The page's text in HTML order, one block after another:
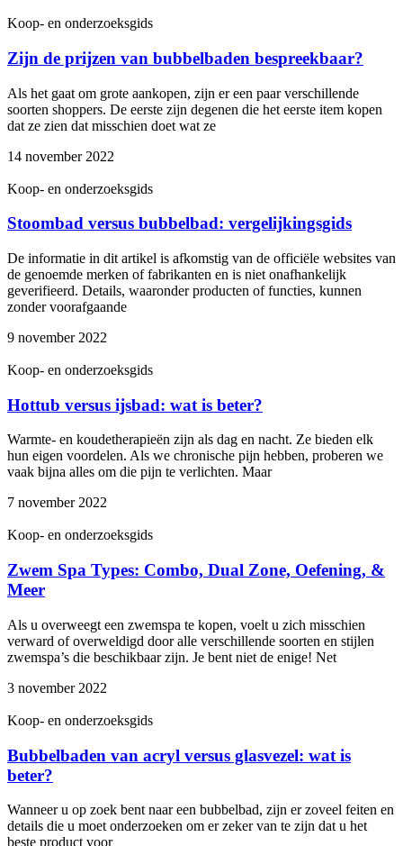
Koop- en onderzoeksgids
Zijn de prijzen van bubbelbaden bespreekbaar?
Als het gaat om grote aankopen, zijn er een paar verschillende
soorten shoppers. De eerste zijn degenen die het eerste item kopen
dat ze zien dat misschien doet wat ze
14 november 2022
Koop- en onderzoeksgids
Stoombad versus bubbelbad: vergelijkingsgids
De informatie in dit artikel is afkomstig van de officiële websites van
de genoemde merken of fabrikanten en is niet onafhankelijk
geverifieerd. Details, waaronder producten of functies, kunnen
zonder voorafgaande
9 november 2022
Koop- en onderzoeksgids
Hottub versus ijsbad: wat is beter?
Warmte- en koudetherapieën zijn als dag en nacht. Ze bieden elk
hun eigen voordelen. Als we chronische pijn hebben, proberen we
vaak bijna alles om die pijn te verlichten. Maar
7 november 2022
Koop- en onderzoeksgids
Zwem Spa Types: Combo, Dual Zone, Oefening, &
Meer
Als u overweegt een zwemspa te kopen, voelt u zich misschien
verward of overweldigd door alle verschillende soorten en stijlen
zwemspa’s die beschikbaar zijn. Je bent niet de enige! Net
3 november 2022
Koop- en onderzoeksgids
Bubbelbaden van acryl versus glasvezel: wat is
beter?
Wanneer u op zoek bent naar een bubbelbad, zijn er zoveel feiten en
details die u moet onderzoeken om er zeker van te zijn dat u het
beste product voor